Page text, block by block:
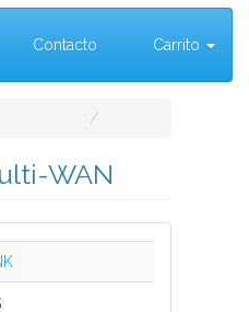
Contacto Carrito
WAN